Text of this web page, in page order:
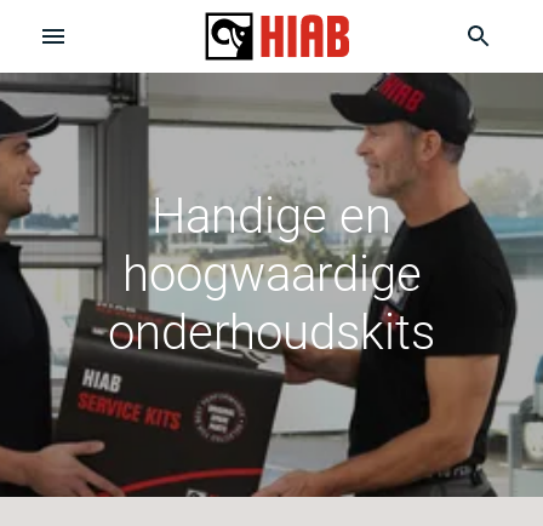
Handige en
hoogwaardige
onderhoudskits